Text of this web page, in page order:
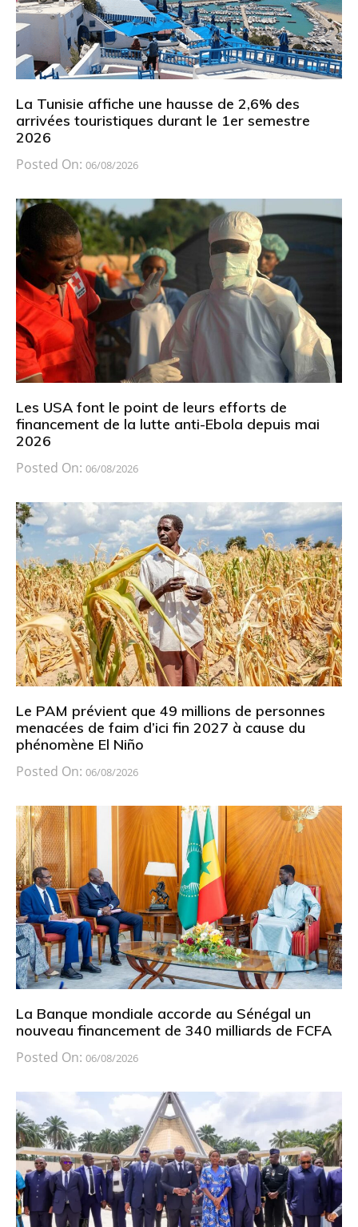
La Tunisie affiche une hausse de 2,6% des
arrivées touristiques durant le 1er semestre
2026
Posted On: 06/08/2026
Les USA font le point de leurs efforts de
financement de la lutte anti-Ebola depuis mai
2026
Posted On: 06/08/2026
Le PAM prévient que 49 millions de personnes
menacées de faim d’ici fin 2027 à cause du
phénomène El Niño
Posted On: 06/08/2026
La Banque mondiale accorde au Sénégal un
nouveau financement de 340 milliards de FCFA
Posted On: 06/08/2026